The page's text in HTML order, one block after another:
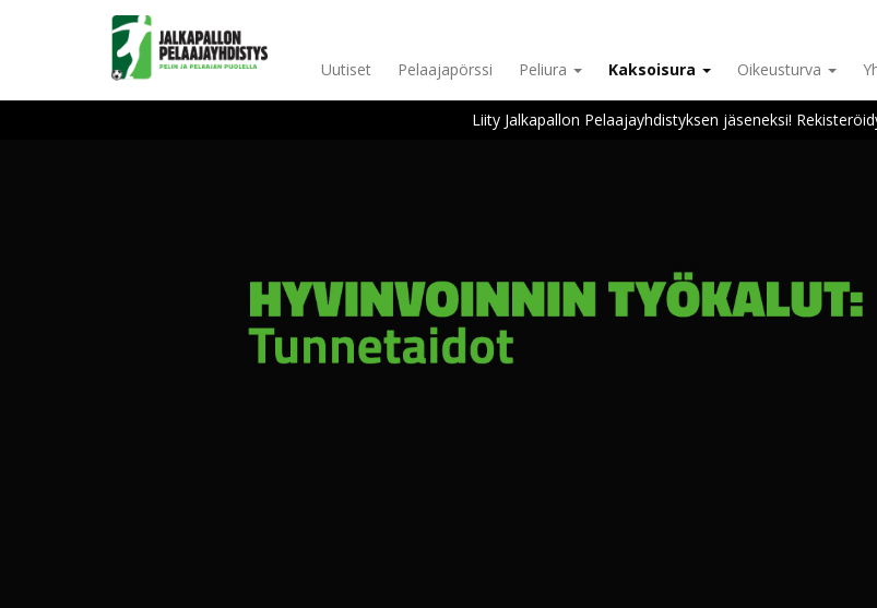
Uutiset
Pelaajapörssi Peliura Kaksoisura Oikeusturva
Liity Jalkapallon Pelaajayhdistyksen jäseneksi!